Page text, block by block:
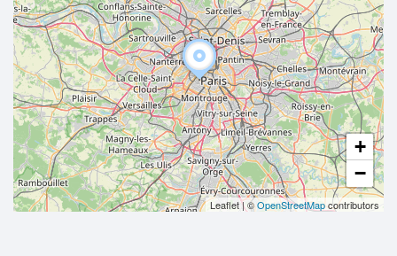
+
−
Leaflet|©OpenStreetMapcontributors